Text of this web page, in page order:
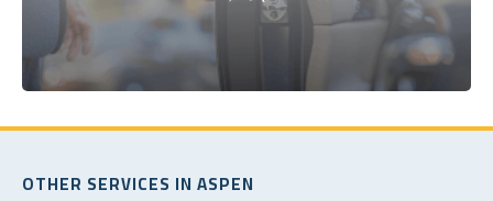
OTHER SERVICES IN ASPEN